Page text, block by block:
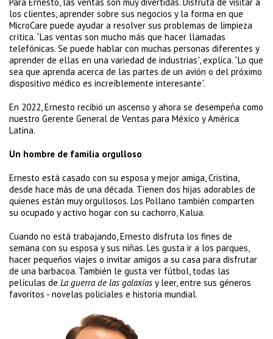
los clientes, aprender sobre sus negocios y la forma en que
MicroCare puede ayudar a resolver sus problemas de limpieza
crítica. “Las ventas son mucho más que hacer llamadas
telefónicas. Se puede hablar con muchas personas diferentes y
aprender de ellas en una variedad de industrias”, explica. “Lo que
sea que aprenda acerca de las partes de un avión o del próximo
dispositivo médico es increíblemente interesante”.
En 2022, Ernesto recibió un ascenso y ahora se desempeña como
nuestro Gerente General de Ventas para México y América
Latina.
Un hombre de familia orgulloso
Ernesto está casado con su esposa y mejor amiga, Cristina,
desde hace más de una década. Tienen dos hijas adorables de
quienes están muy orgullosos. Los Pollano también comparten
su ocupado y activo hogar con su cachorro, Kalua.
Cuando no está trabajando, Ernesto disfruta los fines de
semana con su esposa y sus niñas. Les gusta ir a los parques,
hacer pequeños viajes o invitar amigos a su casa para disfrutar
de una barbacoa. También le gusta ver fútbol, todas las
películas de La guerra de las galaxias y leer, entre sus géneros
favoritos - novelas policiales e historia mundial.